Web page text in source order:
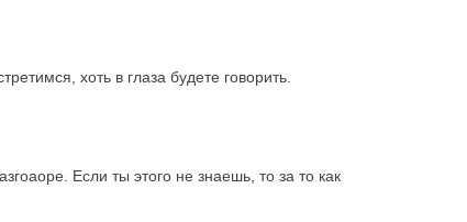
хоть в глаза будете говорить.
Если ты этого не знаешь, то за то как